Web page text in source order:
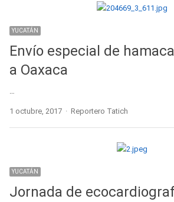
YUCATÁN
Envío especial de
a Oaxaca
…
1 octubre, 2017 Author
Reportero Tatich
YUCATÁN
Jornada de